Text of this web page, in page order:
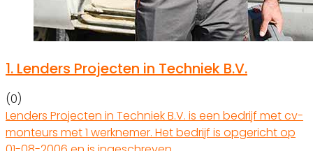
1. Lenders Projecten in Techniek B.V.
(0)
Lenders Projecten in Techniek B.V. is een bedrijf met cv-
monteurs met 1 werknemer. Het bedrijf is opgericht op